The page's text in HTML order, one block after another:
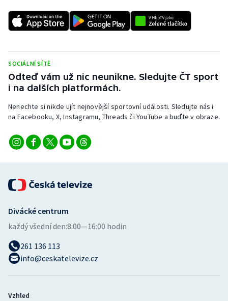
Stolní tenis
Triatlon
Veslování
Vodní slalom
Ostatní
SOCIÁLNÍ SÍTĚ
Odteď vám už nic neunikne. Sledujte ČT sport
i na dalších platformách.
Nenechte si nikde ujít nejnovější sportovní události. Sledujte nás i
na Facebooku, X, Instagramu, Threads či YouTube a buďte v obraze.
Divácké centrum
každý všední den:8:00—16:00 hodin
261 136 113
info@ceskatelevize.cz
Vzhled